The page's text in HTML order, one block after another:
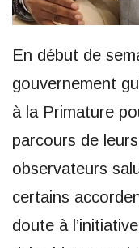
En début de
gouvernement
à la Primature
parcours de
observateurs
certains
doute à